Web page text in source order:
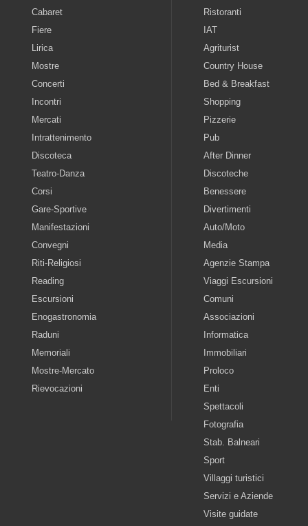
Cabaret
Fiere
Lirica
Mostre
Concerti
Incontri
Mercati
Intrattenimento
Discoteca
Teatro-Danza
Corsi
Gare-Sportive
Manifestazioni
Convegni
Riti-Religiosi
Reading
Escursioni
Enogastronomia
Raduni
Memoriali
Mostre-Mercato
Rievocazioni
Ristoranti
IAT
Agriturist
Country House
Bed & Breakfast
Shopping
Pizzerie
Pub
After Dinner
Discoteche
Benessere
Divertimenti
Auto/Moto
Media
Agenzie Stampa
Viaggi Escursioni
Comuni
Associazioni
Informatica
Immobiliari
Proloco
Enti
Spettacoli
Fotografia
Stab. Balneari
Sport
Villaggi turistici
Servizi e Aziende
Visite guidate